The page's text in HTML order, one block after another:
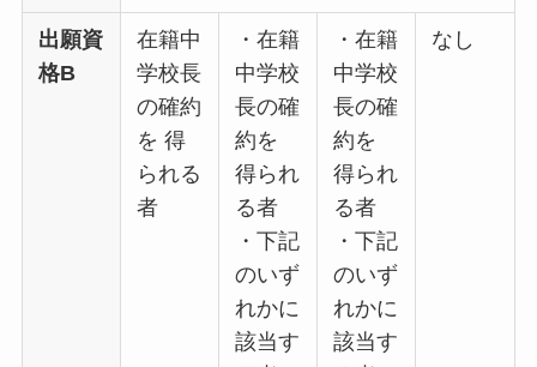
出願資
格B
在籍中
学校長
の確約
を 得
られる
者
・在籍
中学校
長の確
約を
得られ
る者
・下記
のいず
れかに
該当す
・在籍
中学校
長の確
約を
得られ
る者
・下記
のいず
れかに
該当す
なし